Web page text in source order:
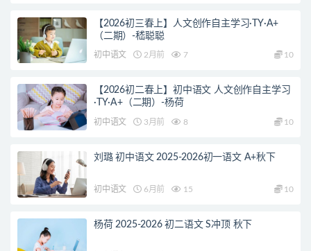
【2026初三春上】人文创作自主学习·TY·A+
（二期）-嵇聪聪
初中语文 2月前 7 10
【2026初二春上】初中语文 人文创作自主学习
·TY·A+（二期）-杨荷
初中语文 3月前 8 10
刘璐 初中语文 2025-2026初一语文 A+秋下
初中语文 6月前 15 10
杨荷 2025-2026 初二语文 S冲顶 秋下